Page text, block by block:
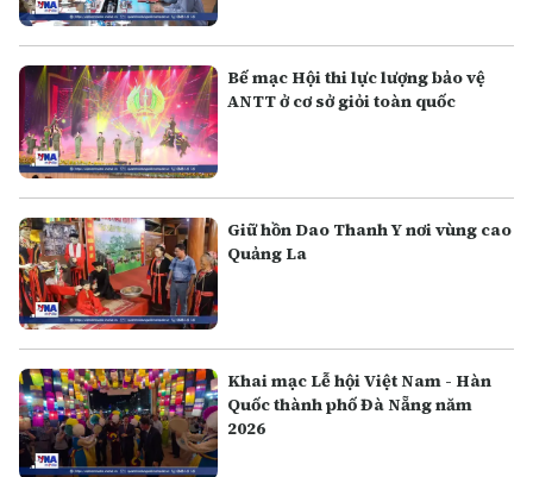
Bế mạc Hội thi lực lượng bảo vệ
ANTT ở cơ sở giỏi toàn quốc
Giữ hồn Dao Thanh Y nơi vùng cao
Quảng La
Khai mạc Lễ hội Việt Nam - Hàn
Quốc thành phố Đà Nẵng năm
2026